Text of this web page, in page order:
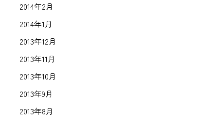
2014年2月
2014年1月
2013年12月
2013年11月
2013年10月
2013年9月
2013年8月